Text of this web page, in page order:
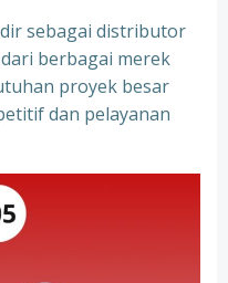
sebagai distributor
berbagai merek
proyek besar
dan pelayanan